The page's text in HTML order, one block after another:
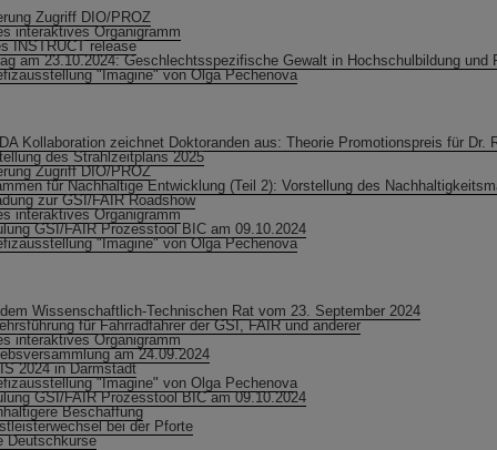
Zugriff DIO/PROZ
interaktives Organigramm
INSTRUCT release
am 23.10.2024: Geschlechtsspezifische Gewalt in Hochschulbildung und
"Imagine" von Olga Pechenova
Kollaboration zeichnet Doktoranden aus: Theorie Promotionspreis für Dr.
des Strahlzeitplans 2025
Zugriff DIO/PROZ
für Nachhaltige Entwicklung (Teil 2): Vorstellung des
zur GSI/FAIR Roadshow
interaktives Organigramm
GSI/FAIR Prozesstool BIC am 09.10.2024
"Imagine" von Olga Pechenova
Wissenschaftlich-Technischen Rat vom 23. September 2024
für Fahrradfahrer der GSI, FAIR und anderer
interaktives Organigramm
am 24.09.2024
2024 in Darmstadt
"Imagine" von Olga Pechenova
GSI/FAIR Prozesstool BIC am 09.10.2024
Beschaffung
bei der Pforte
Deutschkurse